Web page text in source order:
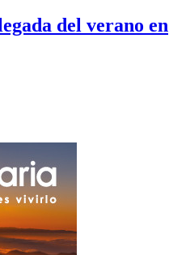
del verano en